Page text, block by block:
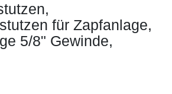
für Zapfanlage,
5/8" Gewinde,